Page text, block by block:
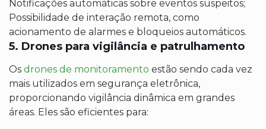
Notificações automáticas sobre eventos suspeitos;
Possibilidade de interação remota, como
acionamento de alarmes e bloqueios automáticos.
5. Drones para vigilância e patrulhamento
Os drones de monitoramento estão sendo cada vez
mais utilizados em segurança eletrônica,
proporcionando vigilância dinâmica em grandes
áreas. Eles são eficientes para: